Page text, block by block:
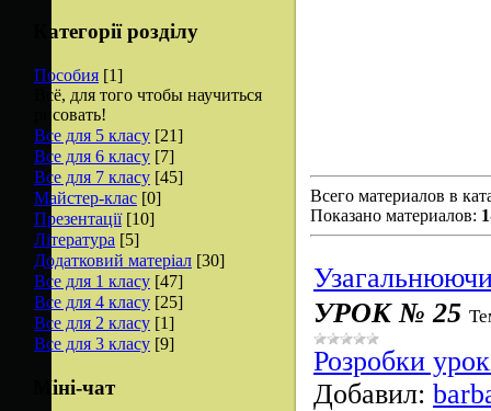
Категорії розділу
Пособия [1]
Всё, для того чтобы научиться
рисовать!
Все для 5 класу [21]
Все для 6 класу [7]
Все для 7 класу [45]
Майстер-клас [0]
Презентації [10]
Література [5]
Додатковий матеріал [30]
Все для 1 класу [47]
Все для 4 класу [25]
Все для 2 класу [1]
Все для 3 класу [9]
Міні-чат
Всего материалов в
Показано материалов:
УРОК № 25
Розробки
Добавил: